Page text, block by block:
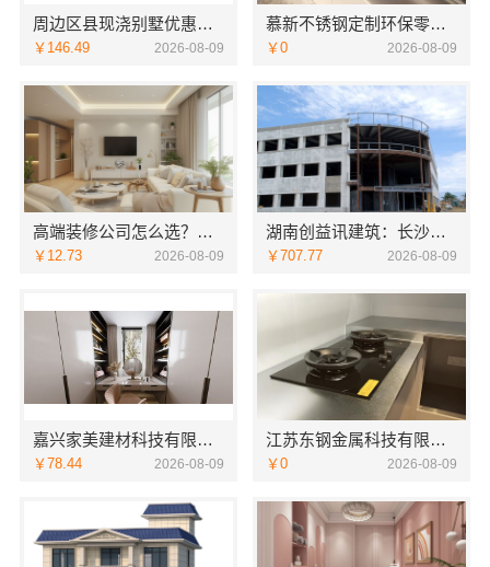
周边区县现浇别墅优惠活动环保材料-重庆御墅建筑材料有限公司
￥146.49 2026-08-09
慕新不锈钢定制环保零甲醛
￥0 2026-08-09
高端装修公司怎么选？南京市创亿讯环保口碑好
￥12.73 2026-08-09
湖南创益讯建筑：长沙实力强的全案设计
￥707.77 2026-08-09
嘉兴家美建材科技有限公司南湖区装修家居专业服务
￥78.44 2026-08-09
江苏东钢金属科技有限公司本地全屋不锈钢定制生产商
￥0 2026-08-09